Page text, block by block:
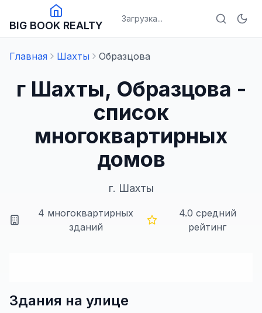
BIG BOOK REALTY
Загрузка...
Главная Шахты Образцова
г Шахты, Образцова -
список
многоквартирных
домов
г. Шахты
4 многоквартирных
зданий
4.0 средний
рейтинг
Здания на улице